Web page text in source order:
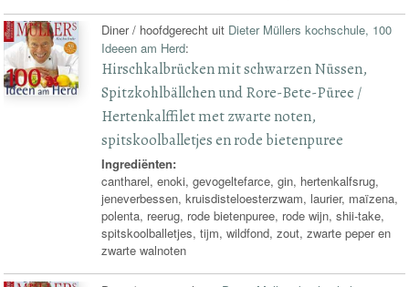
Diner / hoofdgerecht uit Dieter Müllers kochschule, 100
Ideeen am Herd:
Hirschkalbrücken mit schwarzen Nüssen,
Spitzkohlbällchen und Rore-Bete-Püree /
Hertenkalffilet met zwarte noten,
spitskoolballetjes en rode bietenpuree
Ingrediënten:
cantharel, enoki, gevogeltefarce, gin, hertenkalfsrug,
jeneverbessen, kruisdisteloesterzwam, laurier, maïzena,
polenta, reerug, rode bietenpuree, rode wijn, shii-take,
spitskoolballetjes, tijm, wildfond, zout, zwarte peper en
zwarte walnoten